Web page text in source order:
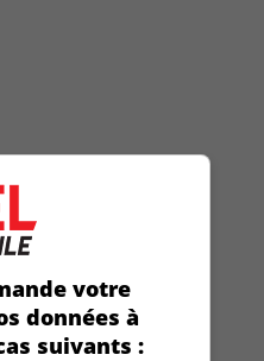
votre
données à
suivants :